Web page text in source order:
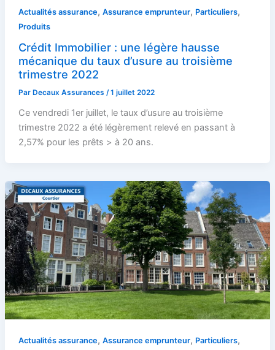
Actualités assurance, Assurance emprunteur, Particuliers,
Produits
Crédit Immobilier : une légère hausse
mécanique du taux d’usure au troisième
trimestre 2022
Par Decaux Assurances /1 juillet 2022
Ce vendredi 1er juillet, le taux d’usure au troisième
trimestre 2022 a été légèrement relevé en passant à
2,57% pour les prêts > à 20 ans.
Actualités assurance, Assurance emprunteur, Particuliers,